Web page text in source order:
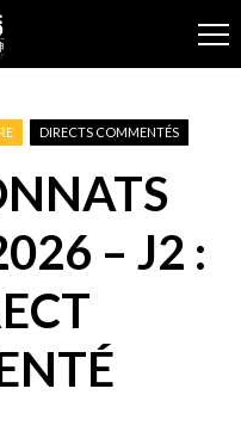
DIRECTS COMMENTÉS
– J2 :